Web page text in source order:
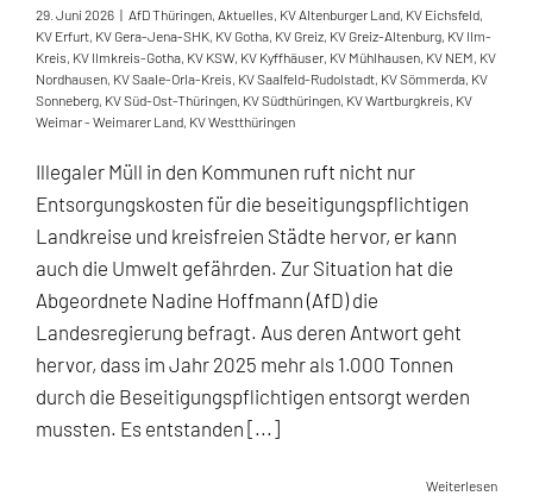
29. Juni 2026 | AfD Thüringen, Aktuelles, KV Altenburger Land, KV Eichsfeld,
KV Erfurt, KV Gera-Jena-SHK, KV Gotha, KV Greiz, KV Greiz-Altenburg, KV Ilm-
Kreis, KV Ilmkreis-Gotha, KV KSW, KV Kyffhäuser, KV Mühlhausen, KV NEM, KV
Nordhausen, KV Saale-Orla-Kreis, KV Saalfeld-Rudolstadt, KV Sömmerda, KV
Sonneberg, KV Süd-Ost-Thüringen, KV Südthüringen, KV Wartburgkreis, KV
Weimar - Weimarer Land, KV Westthüringen
Illegaler Müll in den Kommunen ruft nicht nur
Entsorgungskosten für die beseitigungspflichtigen
Landkreise und kreisfreien Städte hervor, er kann
auch die Umwelt gefährden. Zur Situation hat die
Abgeordnete Nadine Hoffmann (AfD) die
Landesregierung befragt. Aus deren Antwort geht
hervor, dass im Jahr 2025 mehr als 1.000 Tonnen
durch die Beseitigungspflichtigen entsorgt werden
mussten. Es entstanden [...]
Weiterlesen